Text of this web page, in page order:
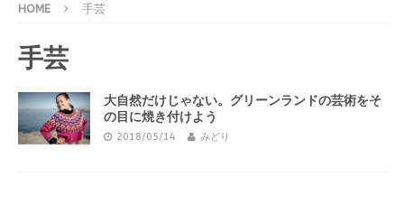
HOME 手芸
手芸
大自然だけじゃない。グリーンランドの芸術をそ
の目に焼き付けよう
2018/05/14 みどり